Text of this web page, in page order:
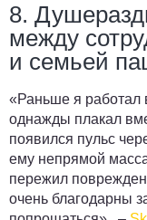
8.
между
и семьей
«Раньше я работал
однажды плакал
появился пульс
ему непрямой
пережил
очень благодарны